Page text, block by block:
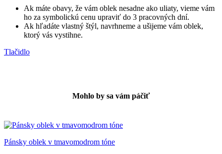
Ak máte obavy, že vám oblek nesadne ako uliaty, vieme vám
ho za symbolickú cenu upraviť do 3 pracovných dní.
Ak hľadáte vlastný štýl, navrhneme a ušijeme vám oblek,
ktorý vás vystihne.
Tlačidlo
Mohlo by sa vám páčiť
Pánsky oblek v tmavomodrom tóne